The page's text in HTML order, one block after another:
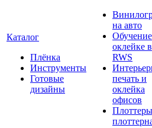
Каталог
Плёнка
Инструменты
Готовые
дизайны
на авто
Обучение
оклейке в
RWS
печать и
оклейка
офисов